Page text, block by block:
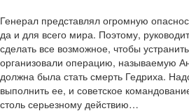
Генерал представлял огромную
да и для всего мира. Поэтому,
сделать все возможное, чтобы
организовали операцию, называемую
должна была стать смерть Гедриха.
выполнить ее, и советское
столь серьезному действию…